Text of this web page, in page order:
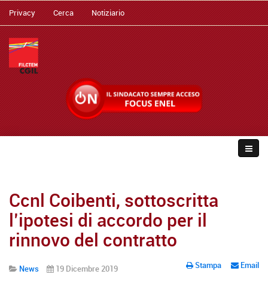
Privacy Cerca Notiziario
Ccnl Coibenti, sottoscritta
l’ipotesi di accordo per il
rinnovo del contratto
Stampa Email
News 19 Dicembre 2019